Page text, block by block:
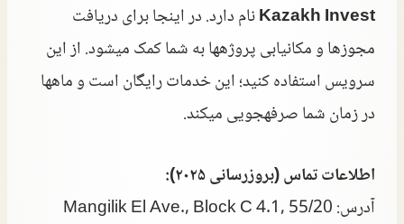
Kazakh Investنام دارد. در اینجا برای دریافت
مجوزها و مکانیابی پروژهها به شما کمک میشود. از این
سرویس استفاده کنید؛ این خدمات رایگان است و ماهها
در زمان شما صرفهجویی میکند.
اطلاعات تماس (بروزرسانی ۲۰۲۵):
آدرس: 55/20 Mangilik El Ave., Block C 4.1,